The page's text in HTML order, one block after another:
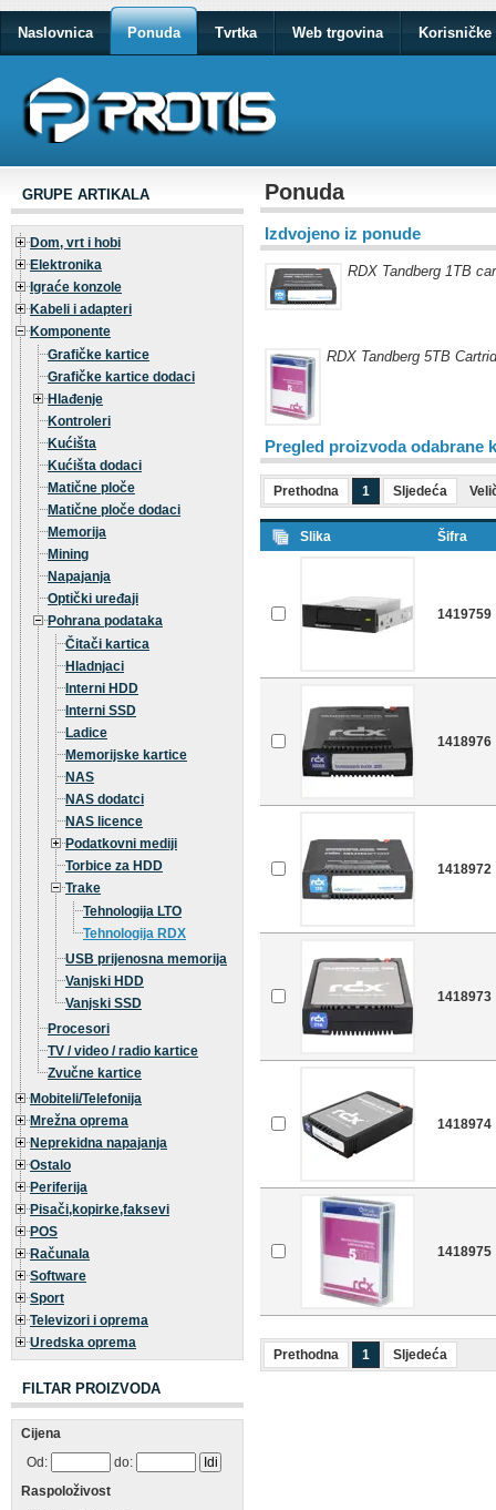
Naslovnica Ponuda Tvrtka Web trgovina Korisničke
GRUPE ARTIKALA
Dom, vrt i hobi
Elektronika
Igraće konzole
Kabeli i adapteri
Komponente
Grafičke kartice
Grafičke kartice dodaci
Hlađenje
Kontroleri
Kućišta
Kućišta dodaci
Matične ploče
Matične ploče dodaci
Memorija
Mining
Napajanja
Optički uređaji
Pohrana podataka
Čitači kartica
Hladnjaci
Interni HDD
Interni SSD
Ladice
Memorijske kartice
NAS
NAS dodatci
NAS licence
Podatkovni mediji
Torbice za HDD
Trake
Tehnologija LTO
Tehnologija RDX
USB prijenosna memorija
Vanjski HDD
Vanjski SSD
Procesori
TV / video / radio kartice
Zvučne kartice
Mobiteli/Telefonija
Mrežna oprema
Neprekidna napajanja
Ostalo
Periferija
Pisači,kopirke,faksevi
POS
Računala
Software
Sport
Televizori i oprema
Uredska oprema
FILTAR PROIZVODA
Cijena
Od:
do:
Raspoloživost
Ponuda
Izdvojeno iz ponude
RDX Tandberg 1TB
RDX Tandberg 5TB
Pregled proizvoda odabrane
Prethodna 1 Sljedeća
Slika Šifra
1419759
1418976
1418972
1418973
1418974
1418975
Prethodna 1 Sljedeća